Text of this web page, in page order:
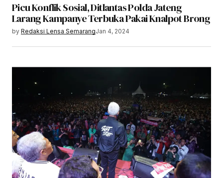
Picu Konflik Sosial, Ditlantas Polda Jateng
Larang Kampanye Terbuka Pakai Knalpot Brong
by Redaksi Lensa SemarangJan 4, 2024